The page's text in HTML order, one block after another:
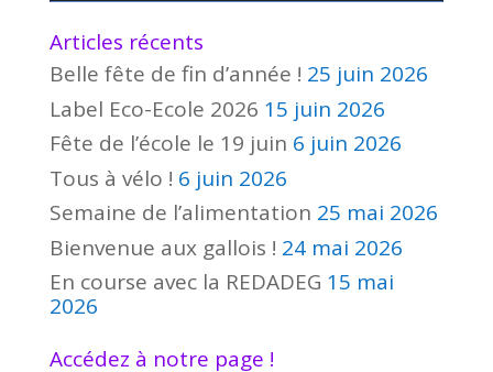
Articles récents
Belle fête de fin d’année ! 25 juin 2026
Label Eco-Ecole 2026 15 juin 2026
Fête de l’école le 19 juin 6 juin 2026
Tous à vélo ! 6 juin 2026
Semaine de l’alimentation 25 mai 2026
Bienvenue aux gallois ! 24 mai 2026
En course avec la REDADEG 15 mai
2026
Accédez à notre page !